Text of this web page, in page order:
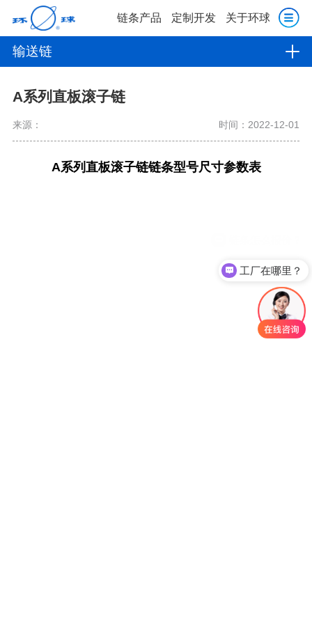
链条产品 定制开发 关于环球
输送链
A系列直板滚子链
来源： 时间：2022-12-01
A系列直板滚子链链条型号尺寸参数表
工厂在哪里？